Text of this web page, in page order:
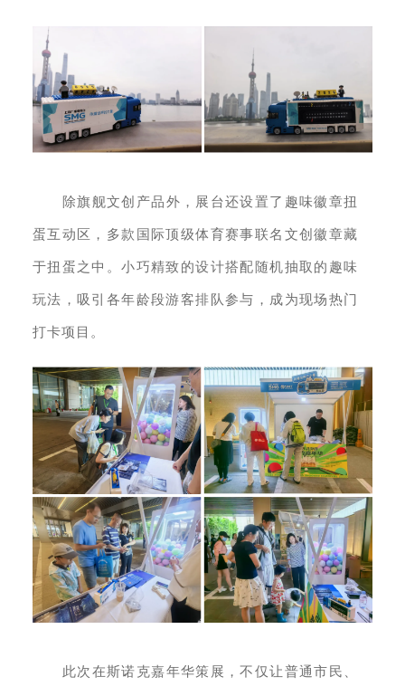
除旗舰文创产品外，展台还设置了趣味徽章扭
蛋互动区，多款国际顶级体育赛事联名文创徽章藏
于扭蛋之中。小巧精致的设计搭配随机抽取的趣味
玩法，吸引各年龄段游客排队参与，成为现场热门
打卡项目。
此次在斯诺克嘉年华策展，不仅让普通市民、